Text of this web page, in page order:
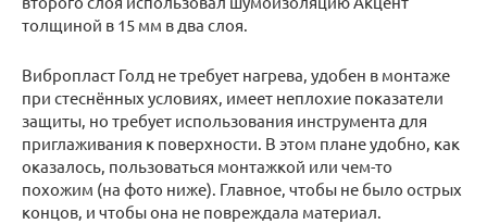
толщиной в 15 мм в два слоя.
Вибропласт Голд не требует нагрева, удобен в монтаже
при стеснённых условиях, имеет неплохие показатели
защиты, но требует использования инструмента для
приглаживания к поверхности. В этом плане удобно, как
оказалось, пользоваться монтажкой или чем-то
похожим (на фото ниже). Главное, чтобы не было острых
концов, и чтобы она не повреждала материал.